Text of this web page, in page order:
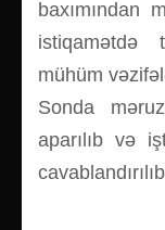
baxımından
istiqamətdə
mühüm
Sonda
aparılıb və